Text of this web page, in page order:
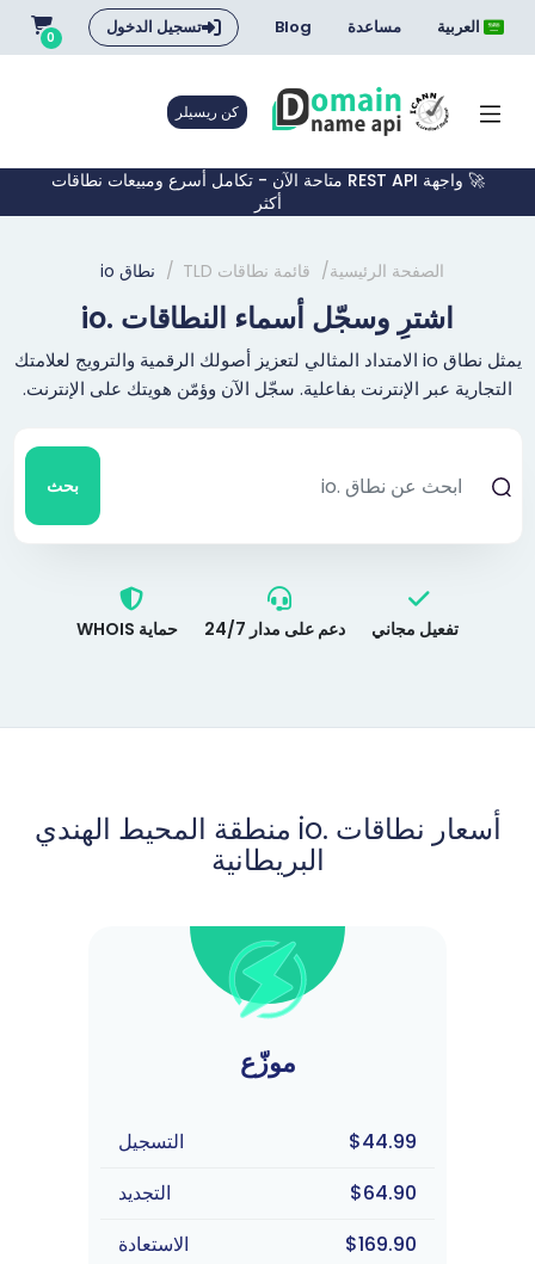
العربية مساعدة Blog تسجيل الدخول 0
كن ريسيلر
🚀 واجهة REST API متاحة الآن - تكامل أسرع ومبيعات نطاقات
أكثر
الصفحة الرئيسية قائمة نطاقات TLD نطاق io
اشترِ وسجّل أسماء النطاقات .io
يمثل نطاق io الامتداد المثالي لتعزيز أصولك الرقمية والترويج لعلامتك
التجارية عبر الإنترنت بفاعلية. سجّل الآن وؤمّن هويتك على الإنترنت.
بحث
تفعيل مجاني دعم على مدار 24/7 حماية WHOIS
أسعار نطاقات .io منطقة المحيط الهندي
البريطانية
موزّع
$44.99
التسجيل
$64.90
التجديد
$169.90
الاستعادة